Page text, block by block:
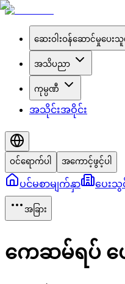
ဆေးဝါးဝန်ဆောင်မှုပေးသူမ
အသိပညာ
ကုမ္ပဏီ
အသိုင်းအဝိုင်း
ဝင်ရောက်ပါ အကောင့်ဖွင့်ပါ
ပင်မစာမျက်နှာ ပေးသွ
အခြား
ကေဆမ်ရပ်